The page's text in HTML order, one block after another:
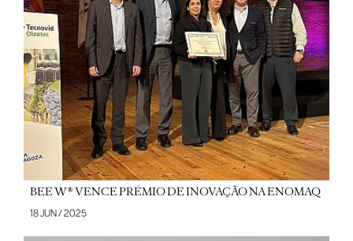
BEE W® VENCE PRÉMIO DE INOVAÇÃO NA ENOMAQ
18 JUN / 2025